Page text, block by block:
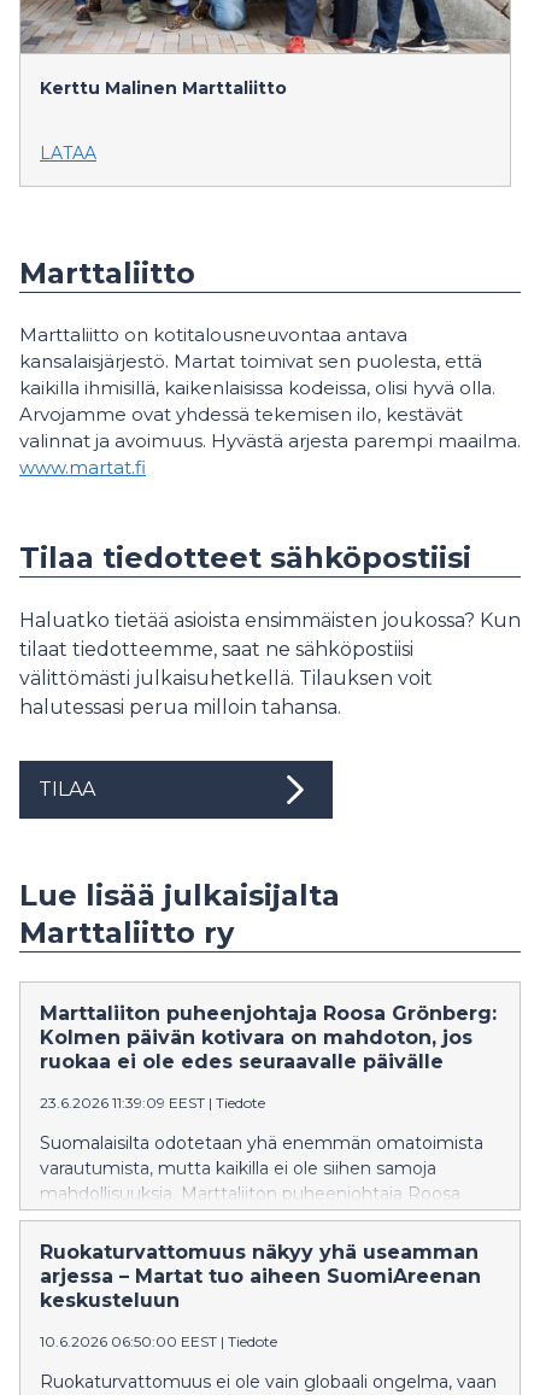
Kerttu Malinen Marttaliitto
LATAA
Marttaliitto
Marttaliitto on kotitalousneuvontaa antava
kansalaisjärjestö. Martat toimivat sen puolesta, että
kaikilla ihmisillä, kaikenlaisissa kodeissa, olisi hyvä olla.
Arvojamme ovat yhdessä tekemisen ilo, kestävät
valinnat ja avoimuus. Hyvästä arjesta parempi maailma.
www.martat.fi
Tilaa tiedotteet sähköpostiisi
Haluatko tietää asioista ensimmäisten joukossa? Kun
tilaat tiedotteemme, saat ne sähköpostiisi
välittömästi julkaisuhetkellä. Tilauksen voit
halutessasi perua milloin tahansa.
TILAA
Lue lisää julkaisijalta
Marttaliitto ry
Marttaliiton puheenjohtaja Roosa Grönberg:
Kolmen päivän kotivara on mahdoton, jos
ruokaa ei ole edes seuraavalle päivälle
23.6.2026 11:39:09 EEST | Tiedote
Suomalaisilta odotetaan yhä enemmän omatoimista
varautumista, mutta kaikilla ei ole siihen samoja
mahdollisuuksia. Marttaliiton puheenjohtaja Roosa
Grönberg muistuttaa, että kriisinkestävyys rakentuu
tavallisessa arjessa: siinä, onko ruokaa pöydässä,
riittävätkö rahat kuukauden loppuun ja löytyykö
ihmiseltä taitoja huolehtia kodista, taloudesta ja
Ruokaturvattomuus näkyy yhä useamman
arjessa – Martat tuo aiheen SuomiAreenan
keskusteluun
10.6.2026 06:50:00 EEST | Tiedote
Ruokaturvattomuus ei ole vain globaali ongelma, vaan